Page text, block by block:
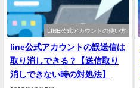
LINE公式アカウントの使い方
line公式アカウントの誤送信は
取り消しできる？【送信取り
消しできない時の対処法】